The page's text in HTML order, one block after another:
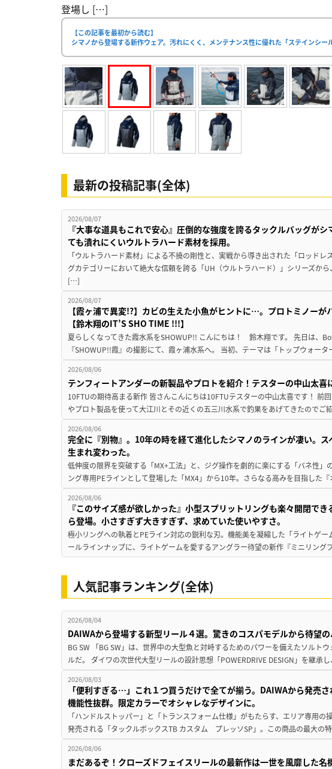
登場し […]
【この記事を最初から読む】
シマノから登場する新作ウェア。汚れにくく、メンテナンス性に優れた「ステインシー
最新の投稿記事(全体)
2026/08/07
『大事な道具もこれで安心』圧倒的な強度を誇るタックルバッグが
ても潰れにくいウルトラハード素材を採用。
「ウルトラハード素材」による不撓の剛性と、実戦から導き出された「ロッドレ
グカテゴリーにおいて絶大な信頼を誇る「UH（ウルトラハード）」シリーズか
[…]
2026/08/07
【霞ヶ浦で異変!?】カビの生えた小魚がヒントに…。プロトミノーが
【鈴木翔のIT’S SHO TIME !!!】
夏らしくなってきた霞水系をSHOWUP!! こんにちは！ 鈴木翔です。 先日は、
『SHOWUP!!霞』の撮影にて、霞ヶ浦水系へ。 当初、テーマは「トップウォー
2026/08/06
テンフィートアンダーの新製品やプロトを紹介！テスターの中山太喜
10FTUの期待高まる新作 皆さんこんにちは10FTUテスターの中山太喜です！ 前
やプロト製品を使って大江川とその近くの五三川水系で釣果をあげてきたのでご
2026/08/06
完全に『別物』。10年の時を経て進化したシマノのラインが凄い。ス
生まれ変わった。
低伸度の限界を突破する「MX+工法」と、ジグ操作を劇的に楽にする「バネ性」
ング専用PEラインとして登場した「MX4」から10年。さらなる高みを目指した
2026/08/06
『このサイズ感が欲しかった』小型スプリットリングも楽々開閉で
ら登場。小さすぎず大きすぎず、求めていた使いやすさ。
極小リングへの執着とPEライン対応の鋭利な刃。機能美を凝縮した「ライトゲー
ールラインナップに、ライトゲームを愛するアングラー待望の新作『ミニリン
人気記事ランキング(全体)
2026/08/04
DAIWAから登場する新型リール４選。驚きのコスパモデルから待望
BG SW 「BG SW」は、世界中の大型魚と対峙するためのパワーを備えたソルト
ルだ。 ダイワの次世代大型リールの設計思想「POWERDRIVE DESIGN」を継承
2026/08/03
「便利すぎる…」これ１つ買うだけで全てが揃う。DAIWAから発売
機能性抜群。限定カラーでオシャレなデザインに。
「ハンドルストッパー」と「トランスフォーム仕様」がもたらす、エリア専用の
発売される「タックルボックスTB カスタム プレッソSP」。この商品の最大の
2026/08/06
まだあるぞ！クローズドフェイスリールの最新作は一世を風靡した名